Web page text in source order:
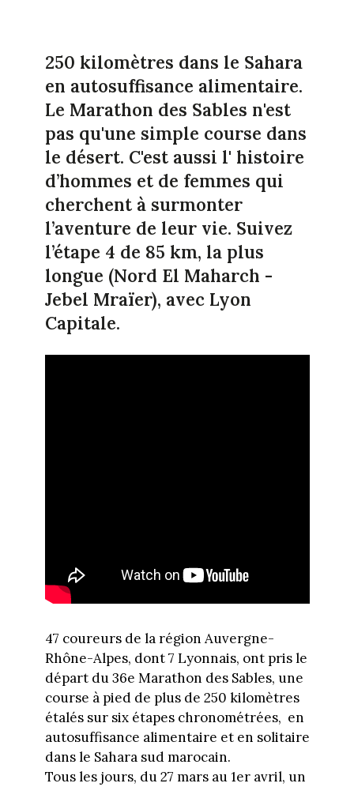
250 kilomètres dans le Sahara
en autosuffisance alimentaire.
Le Marathon des Sables n'est
pas qu'une simple course dans
le désert. C'est aussi l' histoire
d’hommes et de femmes qui
cherchent à surmonter
l’aventure de leur vie. Suivez
l’étape 4 de 85 km, la plus
longue (Nord El Maharch -
Jebel Mraïer), avec Lyon
Capitale.
47 coureurs de la région Auvergne-
Rhône-Alpes, dont 7 Lyonnais, ont pris le
départ du 36e Marathon des Sables, une
course à pied de plus de 250 kilomètres
étalés sur six étapes chronométrées, en
autosuffisance alimentaire et en solitaire
dans le Sahara sud marocain.
Tous les jours, du 27 mars au 1er avril, un